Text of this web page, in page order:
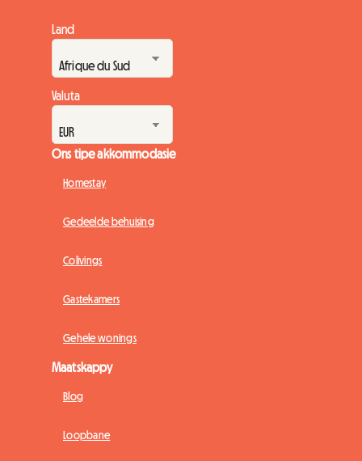
Land
Valuta
Ons tipe akkommodasie
Homestay
Gedeelde behuising
Colivings
Gastekamers
Gehele wonings
Maatskappy
Blog
Loopbane